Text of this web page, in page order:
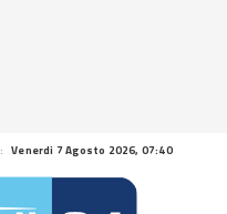
Venerdi 7 Agosto 2026, 07:40